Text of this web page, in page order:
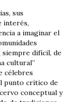
sus
interés,
a imaginar el
siempre difícil, de
cultural”
célebres
punto crítico de
conceptual y